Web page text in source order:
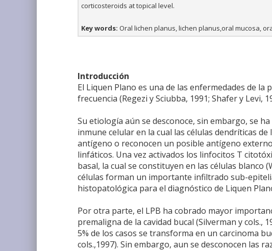
corticosteroids at topical level.
Key words: Oral lichen planus, lichen planus,oral mucosa,
Introducción
El Liquen Plano es una de las enfermedades de
frecuencia (Regezi y Sciubba, 1991; Shafer y Levi,
Su etiología aún se desconoce, sin embargo, se
inmune celular en la cual las células dendríticas
antígeno o reconocen un posible antígeno
linfáticos. Una vez activados los linfocitos T
basal, la cual se constituyen en las células blanco
células forman un importante infiltrado sub-
histopatológica para el diagnóstico de Liquen
Por otra parte, el LPB ha cobrado mayor
premaligna de la cavidad bucal (Silverman y cols.,
5% de los casos se transforma en un carcinoma
cols.,1997). Sin embargo, aun se desconocen las